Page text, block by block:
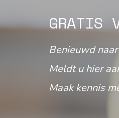
GRATIS
Benieuwd
Meldt u hier
Maak kennis